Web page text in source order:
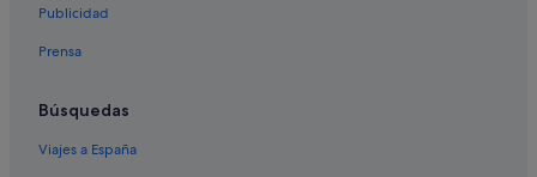
Hoteles con bar en Bora Bora
Four Seasons hoteles en Bora Bora
Complejos de pisos en Bora Bora
Publicidad
Prensa
Búsquedas
Viajes a España